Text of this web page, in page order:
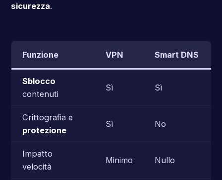
sicurezza.
Funzione VPN Smart DNS
Sblocco
contenuti
Sì Sì
Crittografia e
protezione
Sì No
Impatto
velocità
Minimo Nullo